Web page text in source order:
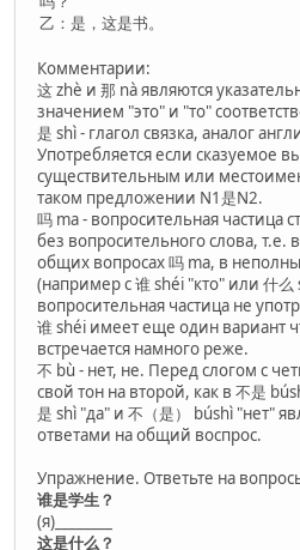
乙：是，这是书。
Комментарии:
这 zhè и 那 nà являются
значением "это" и "то"
是 shì - глагол связка, аналог
Употребляется если сказуемое
существительным или
таком предложении N1是N2.
吗 ma - вопросительная частица
без вопросительного слова, т.е.
общих вопросах 吗 ma, в
(например с 谁 shéi "кто" или 什么
вопросительная частица не
谁 shéi имеет еще один вариант
встречается намного реже.
不 bù - нет, не. Перед слогом с
свой тон на второй, как в 不是
是 shì "да" и 不（是） búshì "нет"
ответами на общий воспрос.
Упражнение. Ответьте на
谁是学生？
(я)________
这是什么？